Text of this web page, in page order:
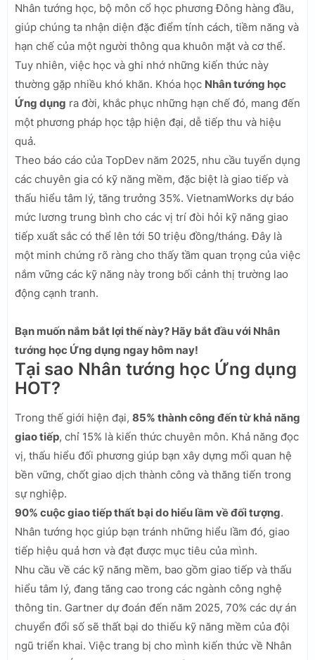
Nhân tướng học, bộ môn cổ học phương Đông hàng đầu,
giúp chúng ta nhận diện đặc điểm tính cách, tiềm năng và
hạn chế của một người thông qua khuôn mặt và cơ thể.
Tuy nhiên, việc học và ghi nhớ những kiến thức này
thường gặp nhiều khó khăn. Khóa học Nhân tướng học
Ứng dụng ra đời, khắc phục những hạn chế đó, mang đến
một phương pháp học tập hiện đại, dễ tiếp thu và hiệu
quả.
Theo báo cáo của TopDev năm 2025, nhu cầu tuyển dụng
các chuyên gia có kỹ năng mềm, đặc biệt là giao tiếp và
thấu hiểu tâm lý, tăng trưởng 35%. VietnamWorks dự báo
mức lương trung bình cho các vị trí đòi hỏi kỹ năng giao
tiếp xuất sắc có thể lên tới 50 triệu đồng/tháng. Đây là
một minh chứng rõ ràng cho thấy tầm quan trọng của việc
nắm vững các kỹ năng này trong bối cảnh thị trường lao
động cạnh tranh.
Bạn muốn nắm bắt lợi thế này? Hãy bắt đầu với Nhân
tướng học Ứng dụng ngay hôm nay!
Tại sao Nhân tướng học Ứng dụng
HOT?
Trong thế giới hiện đại, 85% thành công đến từ khả năng
giao tiếp, chỉ 15% là kiến thức chuyên môn. Khả năng đọc
vị, thấu hiểu đối phương giúp bạn xây dựng mối quan hệ
bền vững, chốt giao dịch thành công và thăng tiến trong
sự nghiệp.
90% cuộc giao tiếp thất bại do hiểu lầm về đối tượng.
Nhân tướng học giúp bạn tránh những hiểu lầm đó, giao
tiếp hiệu quả hơn và đạt được mục tiêu của mình.
Nhu cầu về các kỹ năng mềm, bao gồm giao tiếp và thấu
hiểu tâm lý, đang tăng cao trong các ngành công nghệ
thông tin. Gartner dự đoán đến năm 2025, 70% các dự án
chuyển đổi số sẽ thất bại do thiếu kỹ năng mềm của đội
ngũ triển khai. Việc trang bị cho mình kiến thức về Nhân